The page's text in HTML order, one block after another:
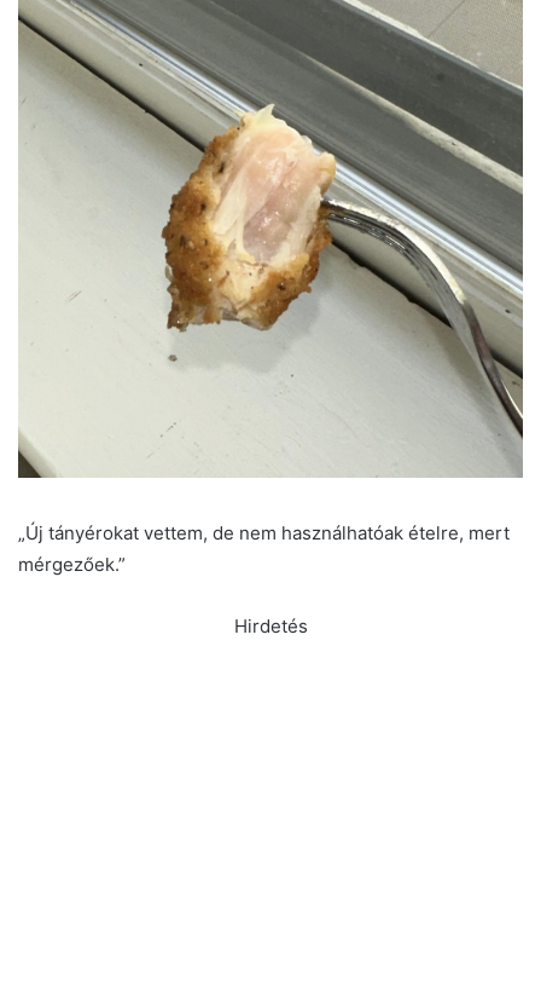
„Új tányérokat vettem, de nem használhatóak ételre, mert
mérgezőek.”
Hirdetés